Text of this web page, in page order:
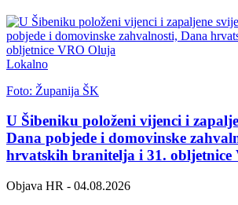
Lokalno
Foto: Županija ŠK
U Šibeniku položeni vijenci i
Dana pobjede i domovinske
hrvatskih branitelja i 31.
Objava HR - 04.08.2026